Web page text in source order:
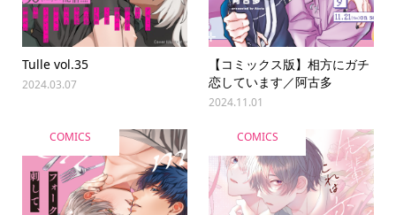
Tulle vol.35
2024.03.07
【コミックス版】相方にガチ
恋しています／阿古多
2024.11.01
COMICS COMICS